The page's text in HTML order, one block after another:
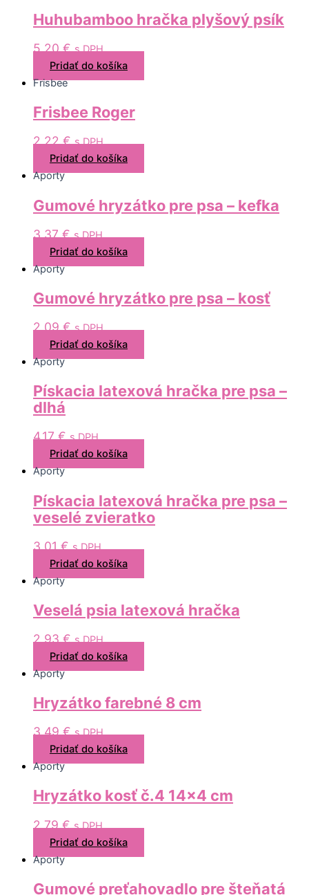
Huhubamboo hračka plyšový psík
5,20€ s DPH
Pridať do košíka
Frisbee
Frisbee Roger
2,22€ s DPH
Pridať do košíka
Aporty
Gumové hryzátko pre psa – kefka
3,37€ s DPH
Pridať do košíka
Aporty
Gumové hryzátko pre psa – kosť
2,09€ s DPH
Pridať do košíka
Aporty
Pískacia latexová hračka pre psa –
dlhá
4,17€ s DPH
Pridať do košíka
Aporty
Pískacia latexová hračka pre psa –
veselé zvieratko
3,01€ s DPH
Pridať do košíka
Aporty
Veselá psia latexová hračka
2,93€ s DPH
Pridať do košíka
Aporty
Hryzátko farebné 8 cm
3,49€ s DPH
Pridať do košíka
Aporty
Hryzátko kosť č.4 14×4 cm
2,79€ s DPH
Pridať do košíka
Aporty
Gumové preťahovadlo pre šteňatá